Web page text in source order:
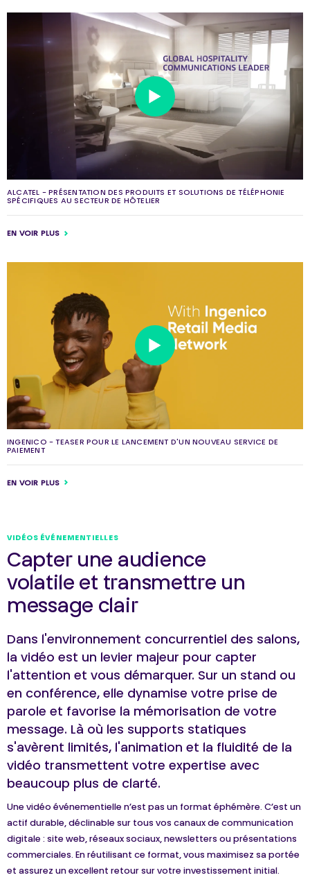
ALCATEL - PRÉSENTATION DES PRODUITS ET SOLUTIONS DE TÉLÉPHONIE
SPÉCIFIQUES AU SECTEUR DE HÔTELIER
EN VOIR PLUS
INGENICO - TEASER POUR LE LANCEMENT D'UN NOUVEAU SERVICE DE
PAIEMENT
EN VOIR PLUS
VIDÉOS ÉVÉNEMENTIELLES
Capter une audience
volatile et transmettre un
message clair
Dans l'environnement concurrentiel des salons,
la vidéo est un levier majeur pour capter
l'attention et vous démarquer. Sur un stand ou
en conférence, elle dynamise votre prise de
parole et favorise la mémorisation de votre
message. Là où les supports statiques
s'avèrent limités, l'animation et la fluidité de la
vidéo transmettent votre expertise avec
beaucoup plus de clarté.
Une vidéo événementielle n’est pas un format éphémère. C’est un
actif durable, déclinable sur tous vos canaux de communication
digitale : site web, réseaux sociaux, newsletters ou présentations
commerciales. En réutilisant ce format, vous maximisez sa portée
et assurez un excellent retour sur votre investissement initial.